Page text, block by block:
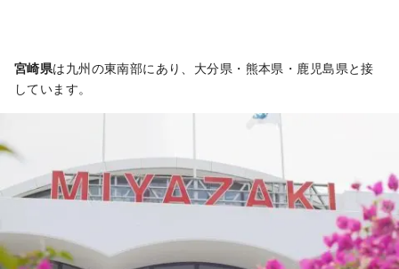
宮崎県は九州の東南部にあり、大分県・熊本県・鹿児島県と接
しています。